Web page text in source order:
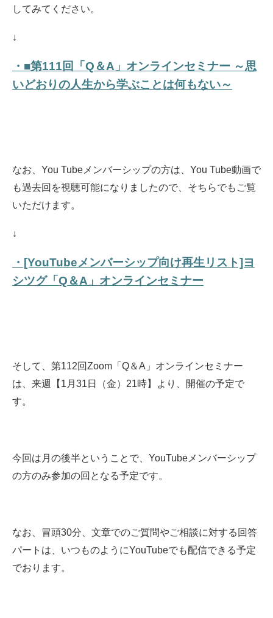
してみてください。
↓
・■第111回「Q＆A」オンラインセミナー ～思
いどおりの人生から学ぶことは何もない～
なお、You Tubeメンバーシップの方は、You Tube動画で
も過去回を視聴可能になりましたので、そちらでもご覧
いただけます。
↓
・[YouTubeメンバーシップ向け再生リスト]ヨ
シツグ「Q＆A」オンラインセミナー
そして、第112回Zoom「Q＆A」オンラインセミナー
は、来週【1月31日（金）21時】より、開催の予定で
す。
今回は月の後半ということで、YouTubeメンバーシップ
の方のみ参加の回となる予定です。
なお、冒頭30分、文章でのご質問やご相談に対する回答
パートは、いつものようにYouTubeでも配信できる予定
でおります。